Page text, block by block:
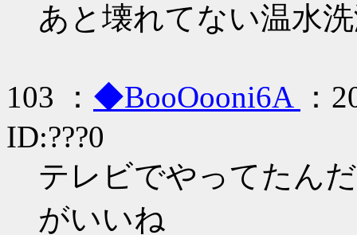
あと壊れてない温水
103 ： ◆BooOooni6A
：
ID:???0
テレビでやってたん
がいいね